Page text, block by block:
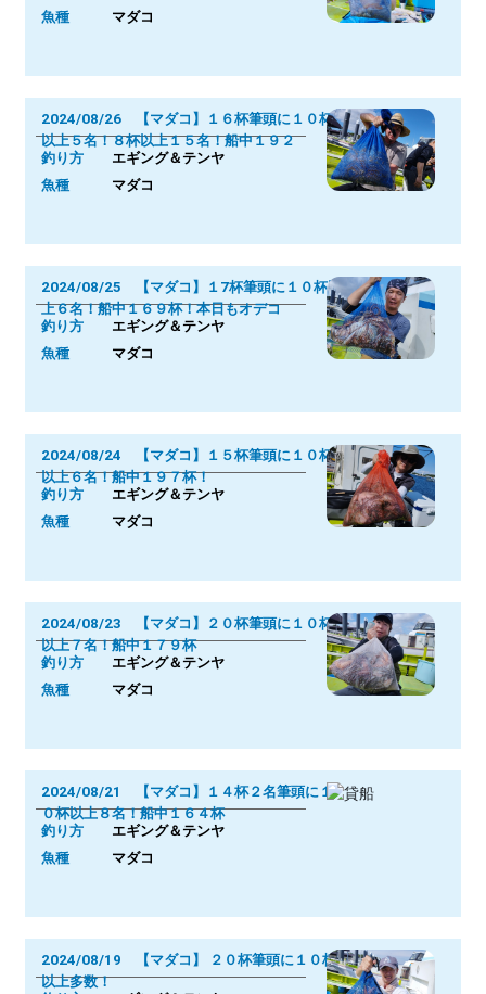
魚種 マダコ
2024/08/26 【マダコ】１６杯筆頭に１０杯
以上５名！８杯以上１５名！船中１９２
釣り方 エギング＆テンヤ
魚種 マダコ
2024/08/25 【マダコ】１7杯筆頭に１０杯以
上６名！船中１６９杯！本日もオデコ
釣り方 エギング＆テンヤ
魚種 マダコ
2024/08/24 【マダコ】１５杯筆頭に１０杯
以上６名！船中１９７杯！
釣り方 エギング＆テンヤ
魚種 マダコ
2024/08/23 【マダコ】２０杯筆頭に１０杯
以上７名！船中１７９杯
釣り方 エギング＆テンヤ
魚種 マダコ
2024/08/21 【マダコ】１４杯２名筆頭に１
０杯以上８名！船中１６４杯
釣り方 エギング＆テンヤ
魚種 マダコ
2024/08/19 【マダコ】 ２０杯筆頭に１０杯
以上多数！